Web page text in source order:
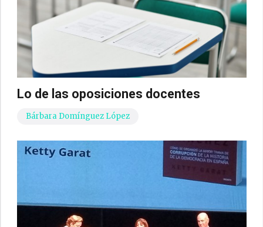
Lo de las oposiciones docentes
Bárbara Domínguez López